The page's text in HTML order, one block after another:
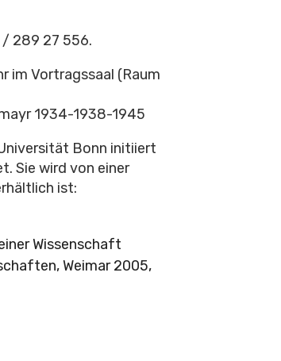
/ 289 27 556.
im Vortragssaal (Raum
1934-1938-1945
Bonn initiiert
Sie wird von einer
ist:
Wissenschaft
Weimar 2005,